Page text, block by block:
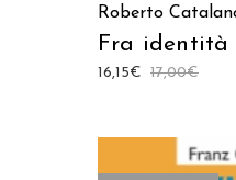
Roberto
Fra identità
17,00€
16,15€